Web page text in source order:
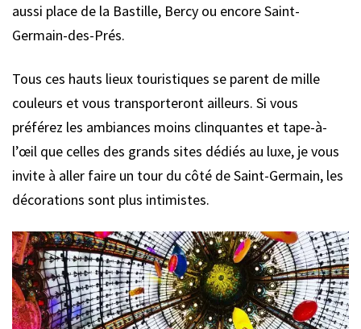
aussi place de la Bastille, Bercy ou encore Saint-
Germain-des-Prés.
Tous ces hauts lieux touristiques se parent de mille
couleurs et vous transporteront ailleurs. Si vous
préférez les ambiances moins clinquantes et tape-à-
l’œil que celles des grands sites dédiés au luxe, je vous
invite à aller faire un tour du côté de Saint-Germain, les
décorations sont plus intimistes.